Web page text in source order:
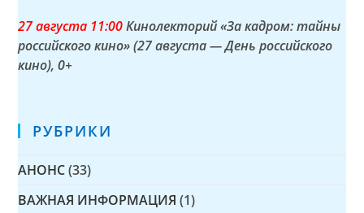
27 августа 11:00Кинолекторий «За кадром: тайны
российского кино» (27 августа — День российского
кино), 0+
РУБРИКИ
АНОНС (33)
ВАЖНАЯ ИНФОРМАЦИЯ (1)